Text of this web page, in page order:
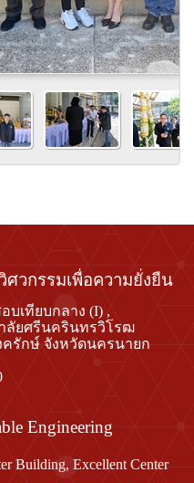
วกรรมเพื่อความยั่งยืน
บเทียบกลาง (I) ,
ลัยศรีนครินทรวิโรฒ
รักษ์ จังหวัดนครนายก
Engineering
Building, Excellent Center